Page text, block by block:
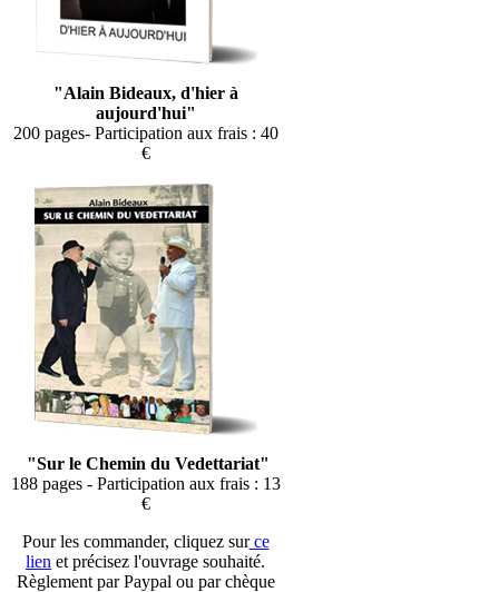
"Alain Bideaux, d'hier à
aujourd'hui"
200 pages- Participation aux frais : 40
€
"Sur le Chemin du Vedettariat"
188 pages - Participation aux frais : 13
€
Pour les commander, cliquez surce
lien et précisez l'ouvrage souhaité.
Règlement par Paypal ou par chèque